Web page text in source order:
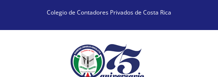
content
Colegio de Contadores Privados de Costa Rica